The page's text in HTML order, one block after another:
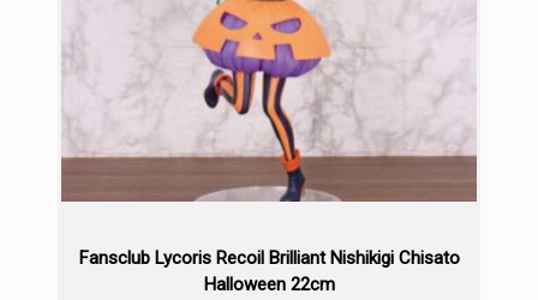
Fansclub Lycoris Recoil Brilliant Nishikigi Chisato
Halloween 22cm